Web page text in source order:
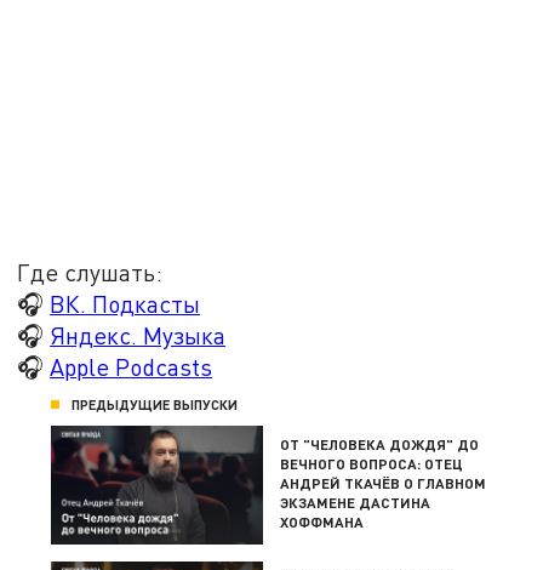
Где слушать:
🎧 ВК. Подкасты
🎧 Яндекс. Музыка
🎧Apple Podcasts
ПРЕДЫДУЩИЕ ВЫПУСКИ
ОТ "ЧЕЛОВЕКА ДОЖДЯ" ДО
ВЕЧНОГО ВОПРОСА: ОТЕЦ
АНДРЕЙ ТКАЧЁВ О ГЛАВНОМ
ЭКЗАМЕНЕ ДАСТИНА
ХОФФМАНА